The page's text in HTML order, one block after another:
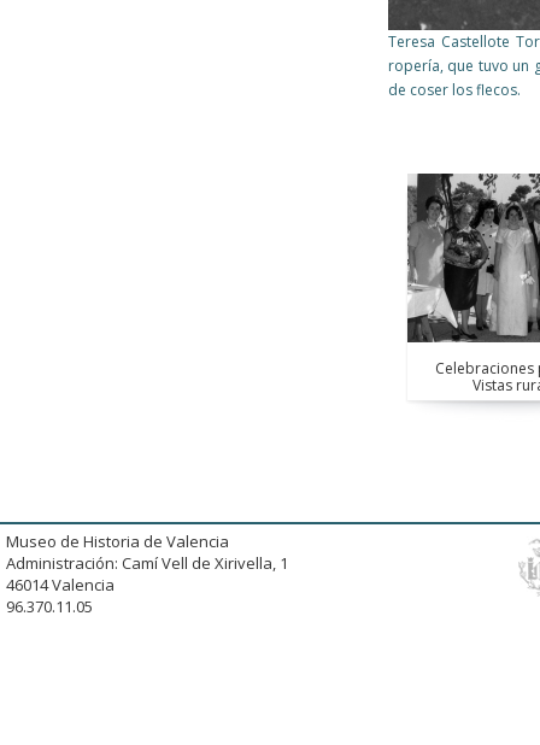
Teresa Castellote
ropería, que tuvo un
de coser los flecos.
Celebraciones
Vistas
Páginas
Museo de Historia de Valencia
Administración: Camí Vell de Xirivella, 1
46014 Valencia
96.370.11.05